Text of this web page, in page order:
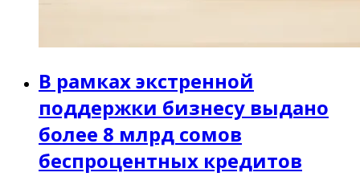
В рамках экстренной
поддержки бизнесу выдано
более 8 млрд сомов
беспроцентных кредитов